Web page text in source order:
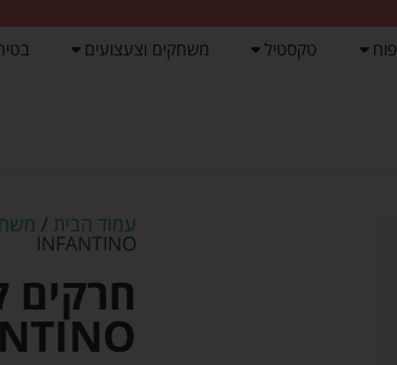
טקסטיל משחקים וצעצועים
עמוד הבית /
INFANTINO
חרקים